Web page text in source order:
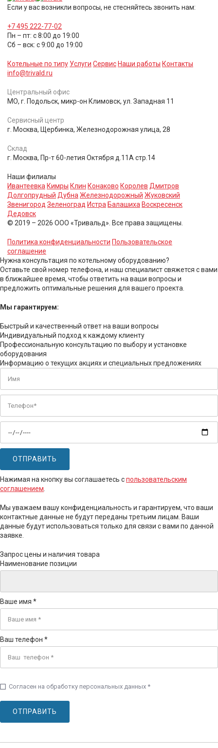
Если у вас возникли вопросы, не стесняйтесь звонить нам:
+7 495 222-77-02
Пн – пт: с 8:00 до 19:00
Сб – вск: с 9:00 до 19:00
Котельные по типу Услуги Сервис Наши работы Контакты
info@trivald.ru
Центральный офис
МО, г. Подольск, микр-он Климовск, ул. Западная 11
Сервисный центр
г. Москва, Щербинка, Железнодорожная улица, 28
Склад
г. Москва, Пр-т 60-летия Октября д.11А стр.14
Наши филиалы
Ивантеевка Кимры Клин Конаково Королев Дмитров
Долгопрудный Дубна Железнодорожный Жуковский
Звенигород Зеленоград Истра Балашиха Воскресенск
Дедовск
© 2019 – 2026 ООО «Тривальд». Все права защищены.
Политика конфиденциальности Пользовательское
соглашение
Нужна консультация по котельному оборудованию?
Оставьте свой номер телефона, и наш специалист свяжется с вами
в ближайшее время, чтобы ответить на ваши вопросы и
предложить оптимальные решения для вашего проекта.
Мы гарантируем:
Быстрый и качественный ответ на ваши вопросы
Индивидуальный подход к каждому клиенту
Профессиональную консультацию по выбору и установке
оборудования
Информацию о текущих акциях и специальных предложениях
Нажимая на кнопку вы соглашаетесь спользовательским
соглашением
Мы уважаем вашу конфиденциальность и гарантируем, что ваши
контактные данные не будут переданы третьим лицам. Ваши
данные будут использоваться только для связи с вами по данной
заявке.
Запрос цены и наличия товара
Наименование позиции
Ваше имя *
Ваш телефон *
Согласен на обработку персональных данных *